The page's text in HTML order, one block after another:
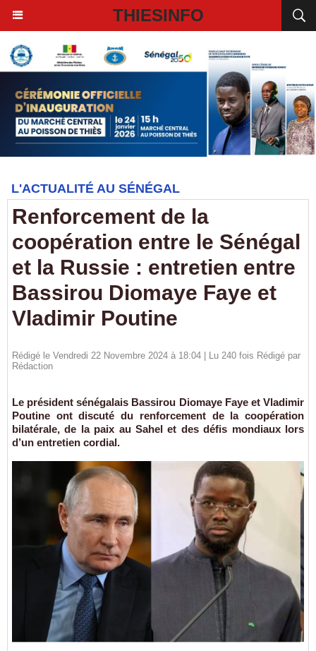
THIESINFO
L'ACTUALITÉ AU SÉNÉGAL
Renforcement de la
coopération entre le Sénégal
et la Russie : entretien entre
Bassirou Diomaye Faye et
Vladimir Poutine
Rédigé le Vendredi 22 Novembre 2024 à 18:04 | Lu 240 fois Rédigé par
Rédaction
Le président sénégalais Bassirou Diomaye Faye et Vladimir
Poutine ont discuté du renforcement de la coopération
bilatérale, de la paix au Sahel et des défis mondiaux lors
d’un entretien cordial.